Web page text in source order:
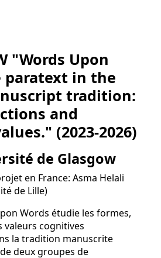
"Words Upon
paratext in the
tradition:
and
(2023-2026)
de Glasgow
en France: Asma Helali
de Lille)
Words étudie les formes,
valeurs cognitives
la tradition manuscrite
deux groupes de